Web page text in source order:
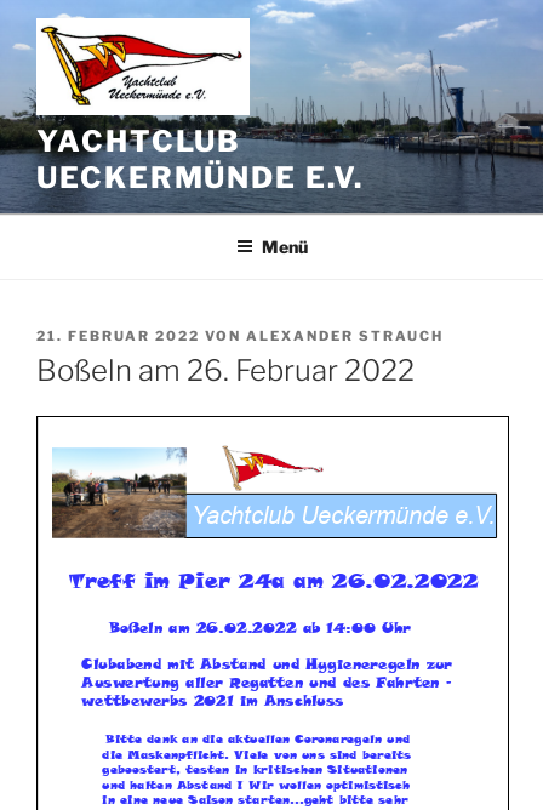
Zum
Inhalt
springen
YACHTCLUB
UECKERMÜNDE E.V.
Menü
VERÖFFENTLICHT
AM
21. FEBRUAR 2022 VON ALEXANDER STRAUCH
Boßeln am 26. Februar 2022